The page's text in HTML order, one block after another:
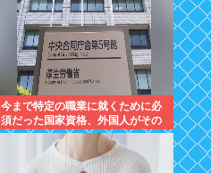
今まで特定の職業に就くために必
須だった国家資格、外国人がその
職に就く場合は不要へと方針切り